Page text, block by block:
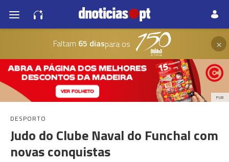
Faltam 65 diaspara os ×
PUB
DESPORTO
Judo do Clube Naval do Funchal com
novas conquistas